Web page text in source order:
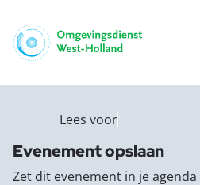
Lees voor
Evenement opslaan
Zet dit evenement in je agenda